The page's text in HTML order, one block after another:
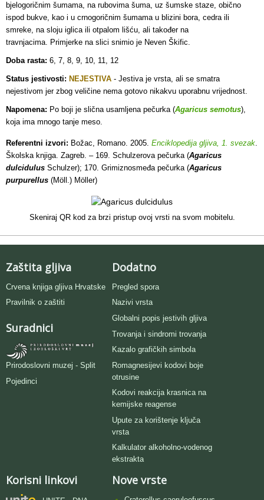
bjelogoričnim šumama, na rubovima šuma, uz šumske staze, obično
ispod bukve, kao i u crnogoričnim šumama u blizini bora, cedra ili
smreke, na sloju iglica ili otpalom lišću, ali također na
travnjacima. Primjerke na slici snimio je Neven Škific.
Doba rasta: 6, 7, 8, 9, 10, 11, 12
Status jestivosti: NEJESTIVA - Jestiva je vrsta, ali se smatra
nejestivom jer zbog veličine nema gotovo nikakvu uporabnu vrijednost.
Napomena: Po boji je slična usamljena pečurka (Agaricus semotus),
koja ima mnogo tanje meso.
Referentni izvori: Božac, Romano. 2005. Enciklopedija gljiva, 1. svezak.
Školska knjiga. Zagreb. – 169. Schulzerova pečurka (Agaricus
dulcidulus Schulzer); 170. Grimiznosmeđa pečurka (Agaricus
purpurellus (Möll.) Möller)
Skeniraj QR kod za brzi pristup ovoj vrsti na svom mobitelu.
Zaštita gljiva
Crvena knjiga gljiva Hrvatske
Pravilnik o zaštiti
Suradnici
Prirodoslovni muzej - Split
Pojedinci
Dodatno
Pregled spora
Nazivi vrsta
Globalni popis jestivih gljiva
Trovanja i sindromi trovanja
Kazalo grafičkih simbola
Romagnesijevi kodovi boje
otrusine
Kodovi reakcija krasnica na
kemijske reagense
Upute za korištenje ključa
vrsta
Kalkulator alkoholno-vodenog
ekstrakta
Korisni linkovi Nove vrste